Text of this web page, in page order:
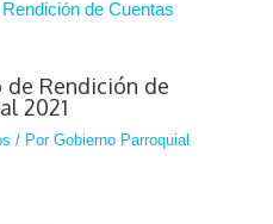
Rendición de
2021
/ PorGobierno Parroquial